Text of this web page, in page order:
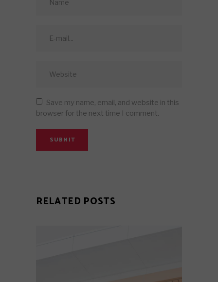
Save my name, email, and website in this
browser for the next time I comment.
SUBMIT
RELATED POSTS